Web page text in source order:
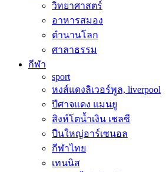
วิทยาศาสตร์
อาหารสมอง
ตำนานโลก
ศาลาธรรม
กีฬา
sport
หงส์แดงลิเวอร์พูล, liverpool
ปีศาจแดง แมนยู
สิงห์โตน้ำเงิน เชลซี
ปืนใหญ่อาร์เซนอล
กีฬาไทย
เทนนิส